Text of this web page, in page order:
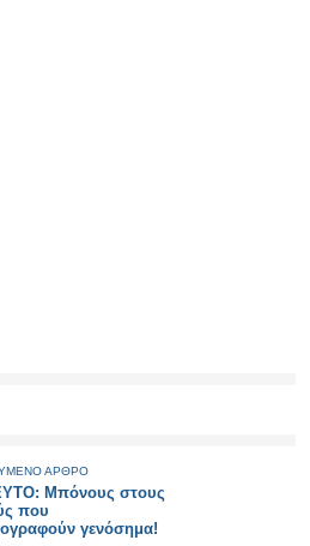
ΑΡΘΡΟ
Μπόνους στους
που
γενόσημα!